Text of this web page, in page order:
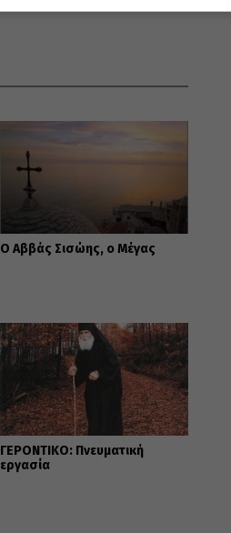
Ο Αββάς Σισώης, ο Μέγας
ΓΕΡΟΝΤΙΚΟ: Πνευματική
εργασία